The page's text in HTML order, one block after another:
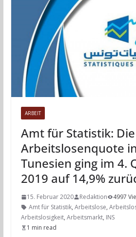
ARBEIT
Amt für Statistik: Die
Arbeitslosenquote in
Tunesien ging im 4.
2019 auf 14,9%
15. Februar 2020 Redaktion
4997
Amt für Statistik, Arbeitslose,
Arbeitslosigkeit, Arbeitsmarkt, INS
1 min read